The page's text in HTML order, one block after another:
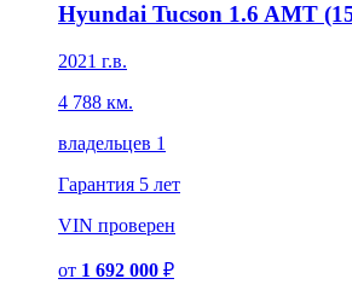
Hyundai Tucson 1.6 AMT
2021 г.в.
4 788 км.
владельцев 1
Гарантия 5 лет
VIN проверен
от 1 692 000 ₽